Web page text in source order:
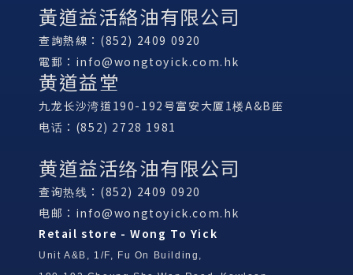
黃道益活絡油有限公司
查詢熱線：(852) 2409 0920
電郵： info@wongtoyick.com.hk
黄道益堂
九龙长沙湾道190-192号富安大厦1楼A&B座
电话：(852) 2728 1981
黄道益活络油有限公司
查询热线：(852) 2409 0920
电邮： info@wongtoyick.com.hk
Retail store - Wong To Yick
Unit A&B, 1/F, Fu On Building,